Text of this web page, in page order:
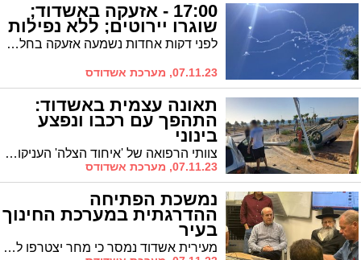
17:00 - אזעקה באשדוד;
שוגרו יירוטים; ללא נפילות
לפני דקות אחדות נשמעה אזעקה בחלקים מאשדוד בשל ירי טילים לכיוון אשדוד. כעבור דקה נשמעו הדי יירוטים ששוגרו לעברם. האירוע הסתיים ללא נפילות וללא נזקים. שברי יירוט נפלו באחד הרבעים אך לא נגרם נזק
07.11.23, מערכת אשדודס
תאונה עצמית באשדוד:
התהפך עם רכבו ונפצע
בינוני
צוותי הרפואה של 'איחוד הצלה' העניקו טיפול רפואי לנהג רכב פרטי כבן 20 שנפגע במצב קל עד בינוני בזירת תאונה עצמית בה רכבו התהפך ברחוב משה דיין באשדוד.
07.11.23, מערכת אשדודס
נמשכת הפתיחה
ההדרגתית במערכת החינוך
בעיר
מעירית אשדוד נמסר כי מחר יצטרפו ללימודים פרונטליים כיתה גבוהה נוספת. זאת בנוסף לחינוך המיוחד והמעונות שפועלים. כמו כן מחר, באישור פיקוד העורף, ההסעות יחזרו לפעול כסדרן